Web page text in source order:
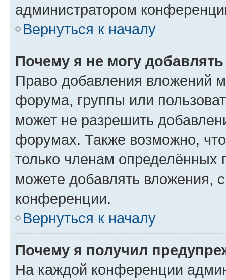
администратором
Вернуться к началу
Почему я не могу
Право добавления вложений
форума, группы или
может не разрешить
форумах. Также возможно,
только членам определённых
можете добавлять вложения,
конференции.
Вернуться к началу
Почему я получил
На каждой конференции